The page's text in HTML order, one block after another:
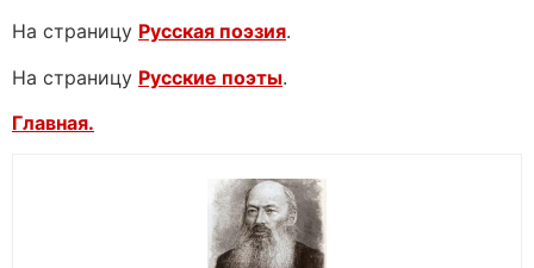
На страницу Русская поэзия.
На страницу Русские поэты.
Главная.